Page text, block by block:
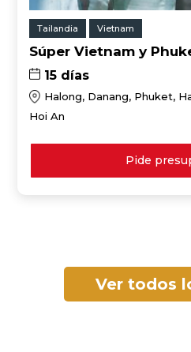
Tailandia Vietnam
Súper Vietnam y
15 días
Halong, Danang, Phuket,
Hoi An
Pide
Ver todos